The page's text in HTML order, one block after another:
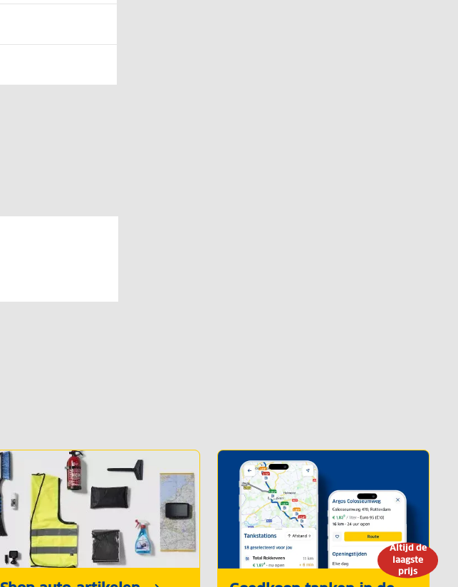
Altijd de
laagste
prijs